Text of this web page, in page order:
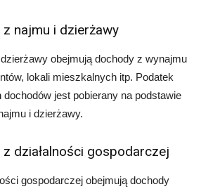
najmu i dzierżawy
obejmują dochody z wynajmu
lokali mieszkalnych itp. Podatek
jest pobierany na podstawie
i dzierżawy.
działalności gospodarczej
gospodarczej obejmują dochody